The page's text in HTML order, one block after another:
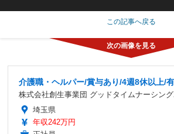
この記事へ戻る
介護職・ヘルパー/賞与あり/4週8休以上/
株式会社創生事業団 グッドタイムナーシン
埼玉県
年収242万円